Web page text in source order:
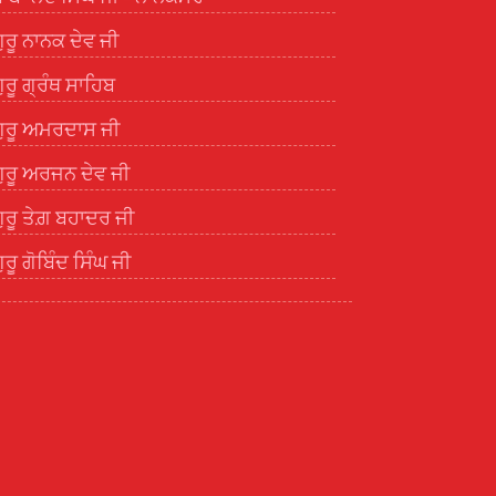
ਨਾਨਕ ਦੇਵ ਜੀ
ਗ੍ਰੰਥ ਸਾਹਿਬ
ਅਮਰਦਾਸ ਜੀ
ਅਰਜਨ ਦੇਵ ਜੀ
ਤੇਗ਼ ਬਹਾਦਰ ਜੀ
ਗੋਬਿੰਦ ਸਿੰਘ ਜੀ